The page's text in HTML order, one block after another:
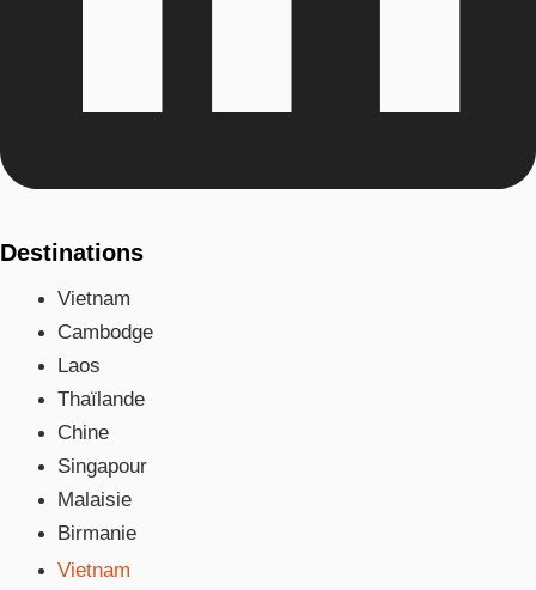
Destinations
Vietnam
Cambodge
Laos
Thaïlande
Chine
Singapour
Malaisie
Birmanie
Vietnam